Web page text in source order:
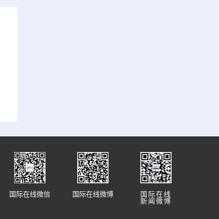
国际在线
新闻微博
国际在线微博
国际在线微信